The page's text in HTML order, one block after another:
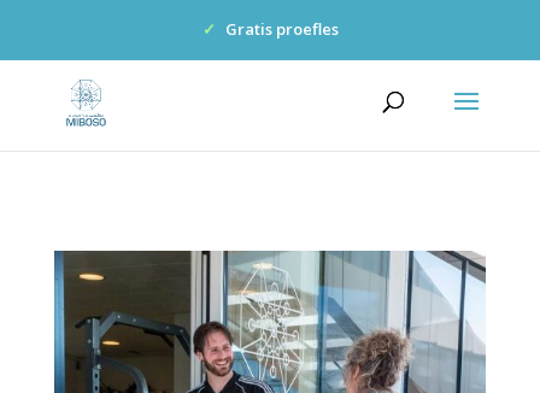
✓ Gratis proefles